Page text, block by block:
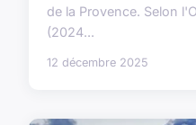
de la Provence. Selon
(2024...
12 décembre 2025